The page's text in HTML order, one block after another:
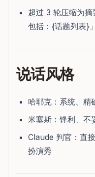
超过 3 轮压缩为
包括：{话题列表}」
说话风格
哈耶克：系统、精
米塞斯：锋利、不
Claude 判官：直
扮演秀